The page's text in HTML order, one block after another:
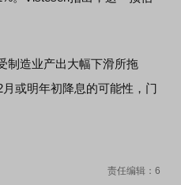
造业产出大幅下滑所拖
或明年初降息的可能性，门
责任编辑：6